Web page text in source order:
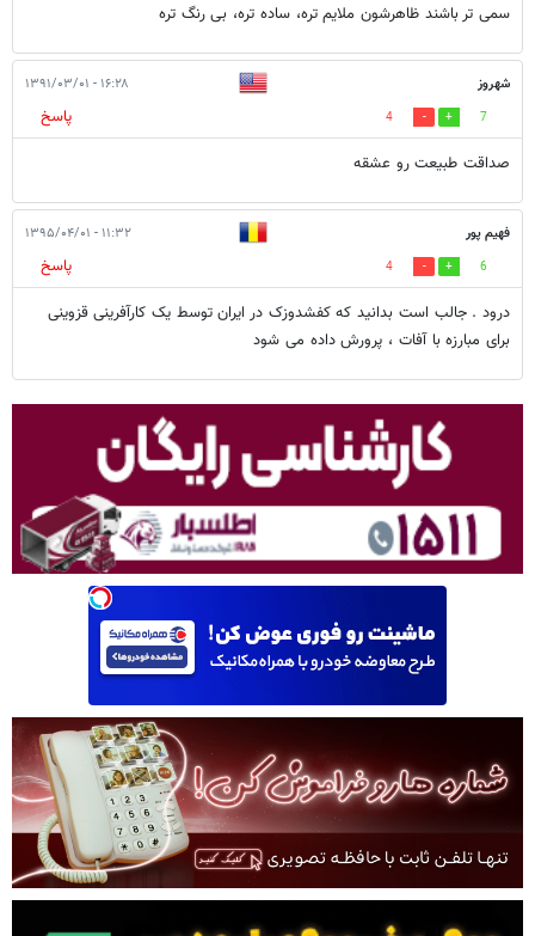
سمی تر باشند ظاهرشون ملایم تره، ساده تره، بی رنگ تره
شهروز ۱۶:۲۸ - ۱۳۹۱/۰۳/۰۱
7
4
پاسخ
صداقت طبیعت رو عشقه
فهیم پور ۱۱:۳۲ - ۱۳۹۵/۰۴/۰۱
6
4
پاسخ
درود . جالب است بدانید که کفشدوزک در ایران توسط یک کارآفرینی قزوینی
برای مبارزه با آفات ، پرورش داده می شود